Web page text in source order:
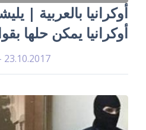
أوكرانيا بالعربية |
أوكرانيا يمكن حلها
23.10.2017 - 20:35